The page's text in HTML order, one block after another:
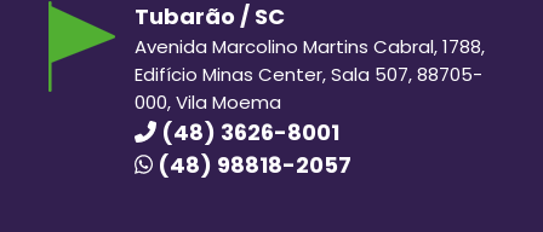
Tubarão / SC
Avenida Marcolino Martins Cabral, 1788,
Edifício Minas Center, Sala 507, 88705-
000, Vila Moema
(48) 3626-8001
(48) 98818-2057